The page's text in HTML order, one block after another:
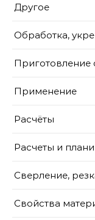
Другое
Обработка,
Приготовление
Применение
Расчёты
Расчеты и
Сверление,
Свойства